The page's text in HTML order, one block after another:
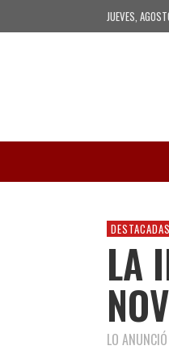
JUEVES,
DESTACADAS
LA
LO